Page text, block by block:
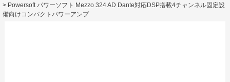
Powersoft パワーソフト Mezzo 324 AD Dante対応DSP搭載4チャンネル固定設
備向けコンパクトパワーアンプ